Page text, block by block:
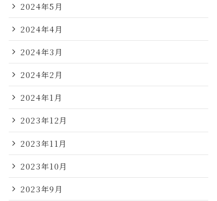
2024年5月
2024年4月
2024年3月
2024年2月
2024年1月
2023年12月
2023年11月
2023年10月
2023年9月